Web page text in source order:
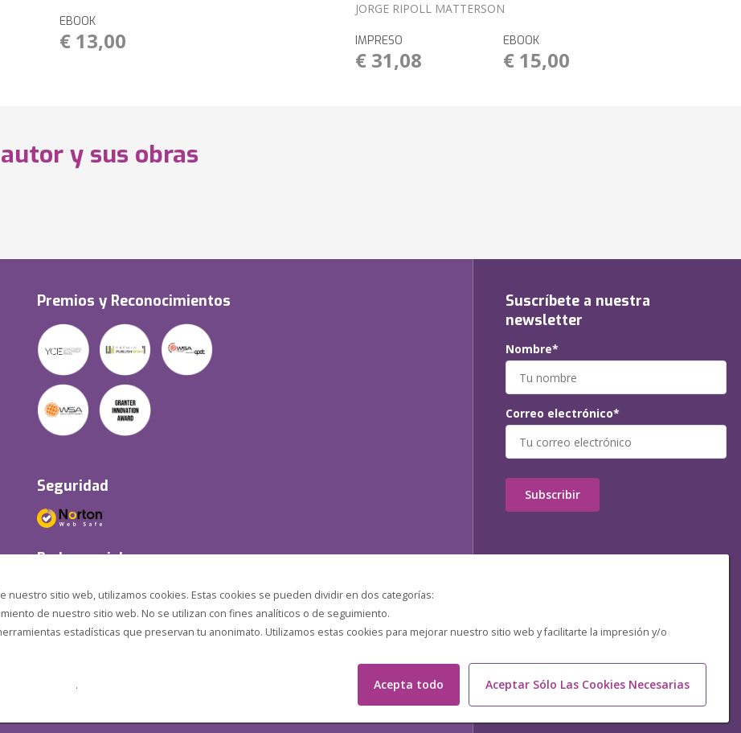
nuestro sitio web, utilizamos cookies. Estas cookies se pueden dividir en dos categorías:
de nuestro sitio web. No se utilizan con fines analíticos o de seguimiento.
estadísticas que preservan tu anonimato. Utilizamos estas cookies para mejorar nuestro sitio web y facilitarte la impresión y/o
. Acepta todo Aceptar Sólo Las Cookies Necesarias
EBOOK
€ 13,00
JORGE RIPOLL MATTERSON
IMPRESO
€ 31,08
EBOOK
€ 15,00
y sus obras
Premios y Reconocimientos
Seguridad
Redes sociales
Suscríbete a nuestra
newsletter
Nombre*
Correo electrónico*
Subscribir